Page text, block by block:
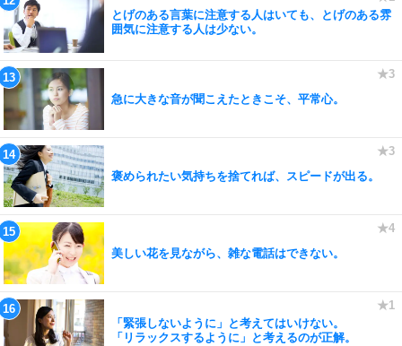
とげのある言葉に注意する人はいても、とげのある雰
囲気に注意する人は少ない。
急に大きな音が聞こえたときこそ、平常心。
褒められたい気持ちを捨てれば、スピードが出る。
美しい花を見ながら、雑な電話はできない。
「緊張しないように」と考えてはいけない。
「リラックスするように」と考えるのが正解。